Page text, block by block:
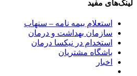
لینک‌های مفید
استعلام بیمه نامه – سنهاب
سازمان بهداشت و درمان
استخدام در نیکسا درمان
باشگاه مشتریان
اخبار